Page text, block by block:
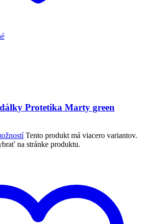
Protetika Marty green
Tento produkt má viacero variantov.
na stránke produktu.